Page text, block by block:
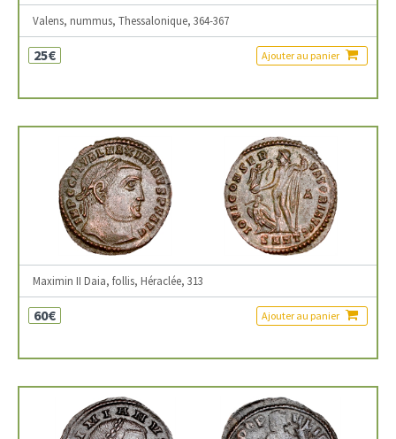
Valens, nummus, Thessalonique, 364-367
25€ Ajouter au panier
Maximin II Daia, follis, Héraclée, 313
60€ Ajouter au panier